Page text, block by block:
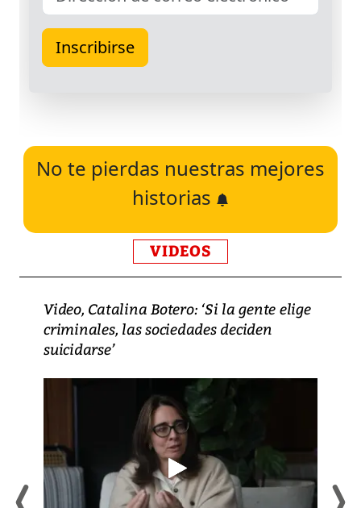
No te pierdas nuestras mejores
historias
VIDEOS
Video, Catalina Botero: ‘Si la gente elige
criminales, las sociedades deciden
suicidarse’